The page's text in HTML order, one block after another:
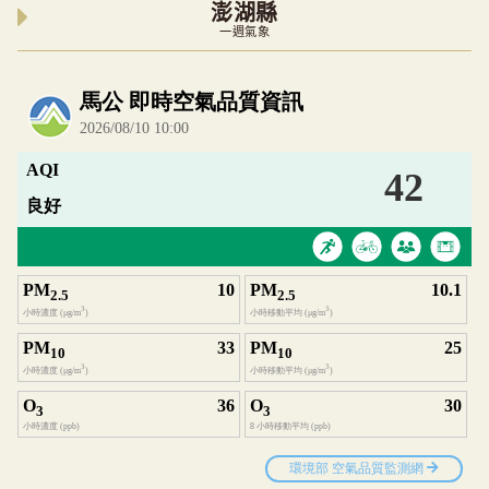
澎湖縣
一週氣象
內嵌空氣品質小工具為視覺預覽，完整即時空